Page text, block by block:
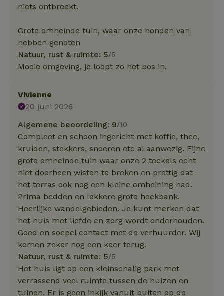
niets ontbreekt.
Grote omheinde tuin, waar onze honden van
hebben genoten
Natuur, rust & ruimte: 5/5
Mooie omgeving, je loopt zo het bos in.
Vivienne
20 juni 2026
Algemene beoordeling: 9/10
Compleet en schoon ingericht met koffie, thee,
kruiden, stekkers, snoeren etc al aanwezig. Fijne
grote omheinde tuin waar onze 2 teckels echt
niet doorheen wisten te breken en prettig dat
het terras ook nog een kleine omheining had.
Prima bedden en lekkere grote hoekbank.
Heerlijke wandelgebieden. Je kunt merken dat
het huis met liefde en zorg wordt onderhouden.
Goed en soepel contact met de verhuurder. Wij
komen zeker nog een keer terug.
Natuur, rust & ruimte: 5/5
Het huis ligt op een kleinschalig park met
verrassend veel ruimte tussen de huizen en
tuinen. Er is geen inkijk vanuit buiten op de